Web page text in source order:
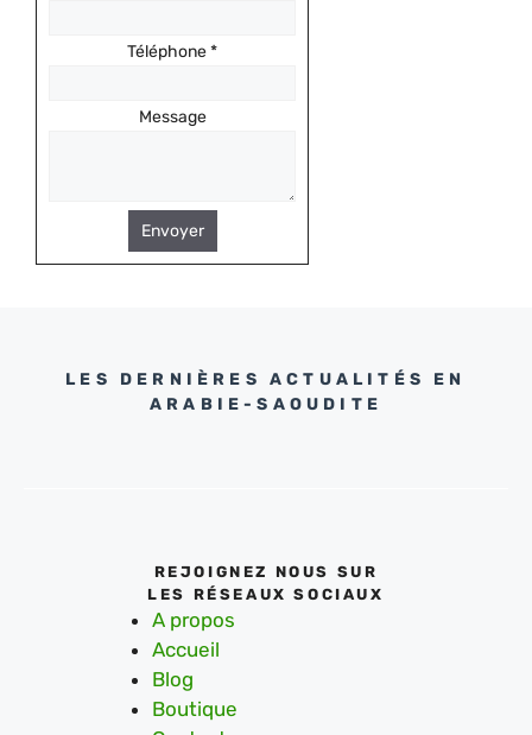
Téléphone*
Message
Envoyer
LES DERNIÈRES ACTUALITÉS EN
ARABIE-SAOUDITE
REJOIGNEZ NOUS SUR
LES RÉSEAUX SOCIAUX
A propos
Accueil
Blog
Boutique